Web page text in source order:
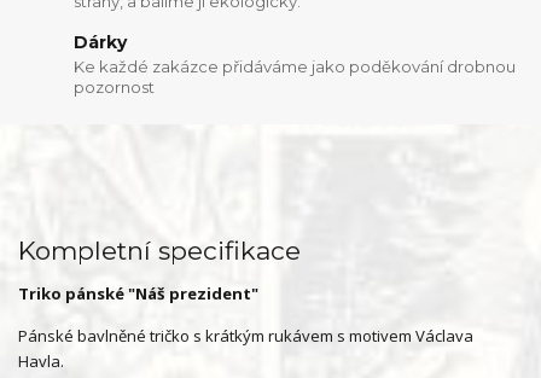
Dárky
Ke každé zakázce přidáváme jako poděkování drobnou
pozornost
Kompletní specifikace
Triko pánské "Náš prezident"
Pánské bavlněné tričko s krátkým rukávem s motivem Václava
Havla.